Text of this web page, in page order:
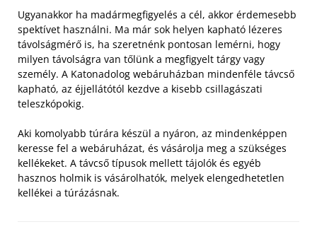
Ugyanakkor ha madármegfigyelés a cél, akkor érdemesebb
spektívet használni. Ma már sok helyen kapható lézeres
távolságmérő is, ha szeretnénk pontosan lemérni, hogy
milyen távolságra van tőlünk a megfigyelt tárgy vagy
személy. A Katonadolog webáruházban mindenféle távcső
kapható, az éjjellátótól kezdve a kisebb csillagászati
teleszkópokig.
Aki komolyabb túrára készül a nyáron, az mindenképpen
keresse fel a webáruházat, és vásárolja meg a szükséges
kellékeket. A távcső típusok mellett tájolók és egyéb
hasznos holmik is vásárolhatók, melyek elengedhetetlen
kellékei a túrázásnak.